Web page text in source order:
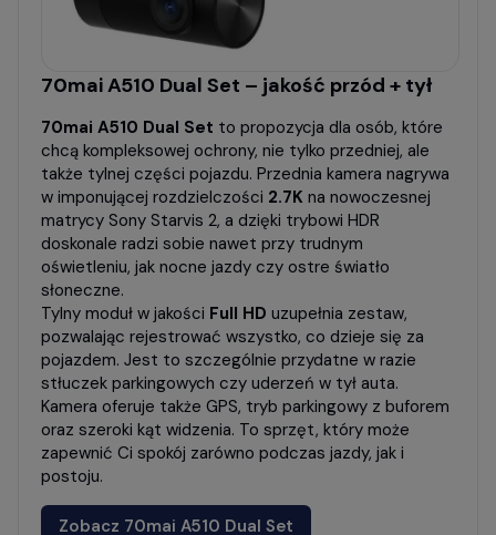
70mai A510 Dual Set – jakość przód + tył
70mai A510 Dual Set to propozycja dla osób, które
chcą kompleksowej ochrony, nie tylko przedniej, ale
także tylnej części pojazdu. Przednia kamera nagrywa
w imponującej rozdzielczości 2.7K na nowoczesnej
matrycy Sony Starvis 2, a dzięki trybowi HDR
doskonale radzi sobie nawet przy trudnym
oświetleniu, jak nocne jazdy czy ostre światło
słoneczne.
Tylny moduł w jakości Full HD uzupełnia zestaw,
pozwalając rejestrować wszystko, co dzieje się za
pojazdem. Jest to szczególnie przydatne w razie
stłuczek parkingowych czy uderzeń w tył auta.
Kamera oferuje także GPS, tryb parkingowy z buforem
oraz szeroki kąt widzenia. To sprzęt, który może
zapewnić Ci spokój zarówno podczas jazdy, jak i
postoju.
Zobacz 70mai A510 Dual Set